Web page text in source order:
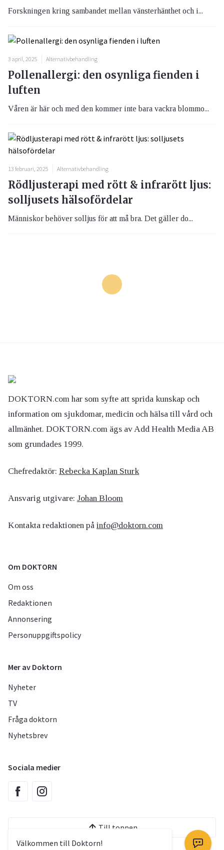
Forskningen kring sambandet mellan vänsterhänthet och i...
3 april, 2025 Alternativbehandling
Pollenallergi: den osynliga fienden i
luften
Våren är här och med den kommer inte bara vackra blommo...
13 februari, 2025 Alternativbehandling
Rödljusterapi med rött & infrarött ljus:
solljusets hälsofördelar
Människor behöver solljus för att må bra. Det gäller do...
Välkommen till Doktorn!
DOKTORN.com har som syfte att sprida kunskap och
information om sjukdomar, medicin och hälsa till vård och
allmänhet. DOKTORN.com ägs av Add Health Media AB
som grundades 1999.
Chefredaktör: Rebecka Kaplan Sturk
Ansvarig utgivare: Johan Bloom
Kontakta redaktionen på info@doktorn.com
Om DOKTORN
Om oss
Redaktionen
Annonsering
Personuppgiftspolicy
Mer av Doktorn
Nyheter
TV
Fråga doktorn
Nyhetsbrev
Sociala medier
Till toppen